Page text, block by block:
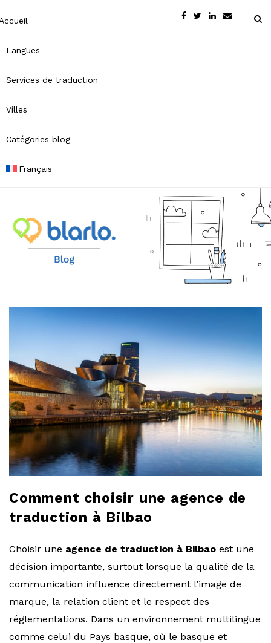
Langues
Services de traduction
Villes
Catégories blog
Français
B
r
l
o
b
l
o
g
Comment choisir une agence de
traduction à Bilbao
Choisir une agence de traduction à Bilbao est une
décision importante, surtout lorsque la qualité de la
communication influence directement l’image de
marque, la relation client et le respect des
réglementations. Dans un environnement multilingue
comme celui du Pays basque, où le basque et